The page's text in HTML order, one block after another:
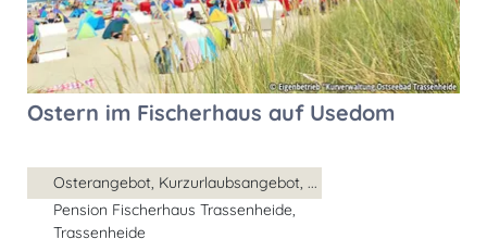
Ostern im Fischerhaus auf Usedom
Osterangebot, Kurzurlaubsangebot, ...
Pension Fischerhaus Trassenheide,
Trassenheide